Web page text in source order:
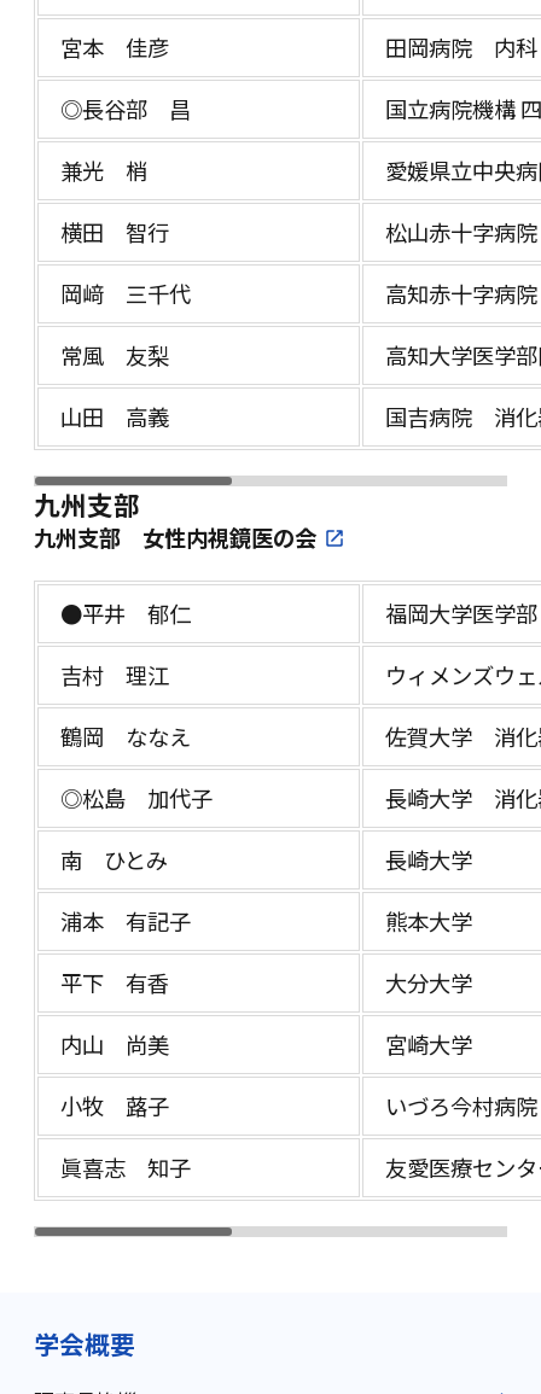
宮本 佳彦
田岡病院 内科
◎長谷部 昌
国立病院機構
兼光 梢
愛媛県立中央
横田 智行
松山赤十字病
岡﨑 三千代
高知赤十字病
常風 友梨
高知大学医学
山田 高義
国吉病院 消化
九州支部
九州支部 女性内視鏡医の会
●平井 郁仁
福岡大学医学
吉村 理江
ウィメンズウ
鶴岡 ななえ
佐賀大学 消化
◎松島 加代子
長崎大学 消化
南 ひとみ
長崎大学
浦本 有記子
熊本大学
平下 有香
大分大学
内山 尚美
宮崎大学
小牧 蕗子
いづろ今村病院
眞喜志 知子
友愛医療セン
学会概要